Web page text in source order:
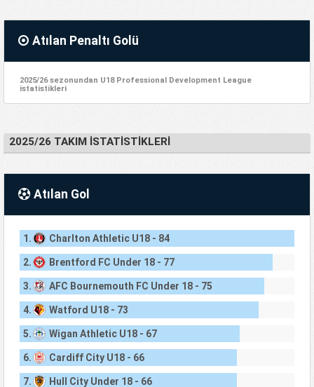
Atılan Penaltı Golü
2025/26 sezonundan U18 Professional Development League
istatistikleri
2025/26 TAKIM İSTATISTIKLERI
Atılan Gol
1. Charlton Athletic U18 - 84
2. Brentford FC Under 18 - 77
3. AFC Bournemouth FC Under 18 - 75
4. Watford U18 - 73
5. Wigan Athletic U18 - 67
6. Cardiff City U18 - 66
7. Hull City Under 18 - 66